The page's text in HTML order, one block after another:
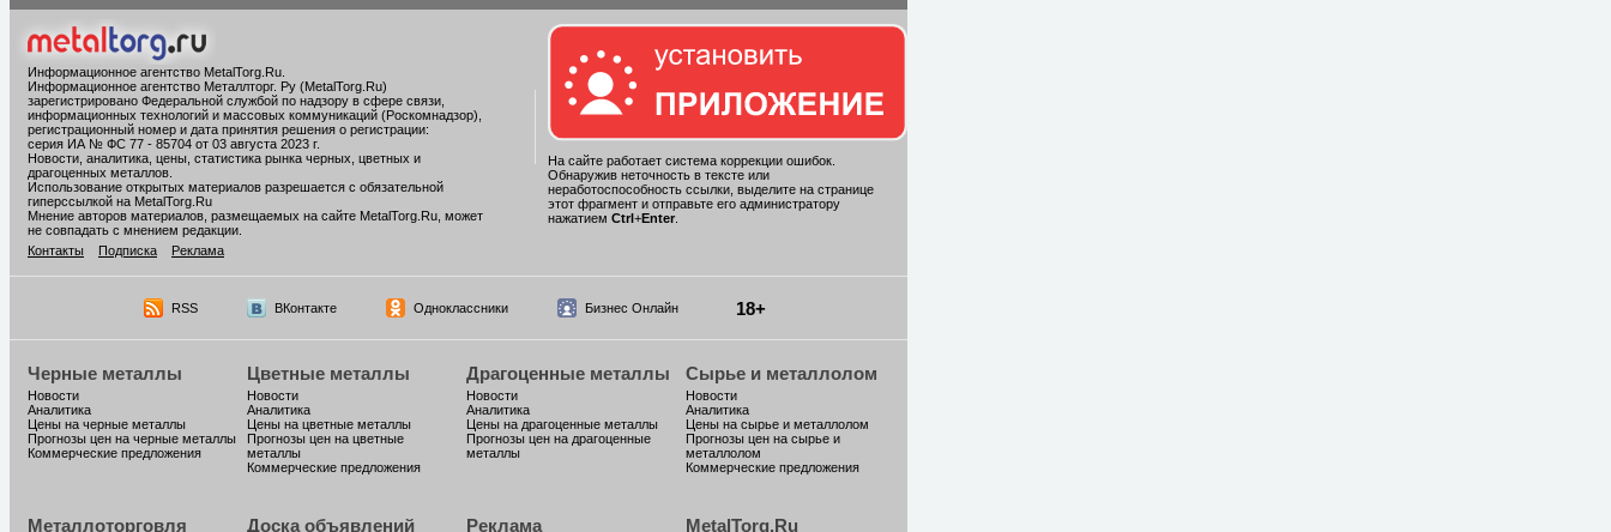
Информационное агентство MetalTorg.Ru
Информационное агентство Металлторг. Ру (MetalTorg.Ru)
зарегистрировано Федеральной службой по надзору в сфере связи,
информационных технологий и массовых коммуникаций (Роскомнадзор),
регистрационный номер и дата принятия решения о регистрации:
серия ИА № ФС 77 - 85704 от 03 августа 2023 г.
Новости, аналитика, цены, статистика рынка черных, цветных и
драгоценных металлов.
Использование открытых материалов разрешается с обязательной
гиперссылкой на MetalTorg.Ru
Мнение авторов материалов, размещаемых на сайте MetalTorg.Ru, может
не совпадать с мнением редакции.
Контакты
Подписка Реклама
На сайте работает система коррекции ошибок.
Обнаружив неточность в тексте или
неработоспособность ссылки, выделите на странице
этот фрагмент и отправьте его администратору
нажатием Ctrl +Enter.
RSS ВКонтакте Одноклассники Бизнес Онлайн 18+
Черные металлы
Новости
Аналитика
Цены на черные металлы
Прогнозы цен на черные металлы
Коммерческие предложения
Цветные металлы
Новости
Аналитика
Цены на цветные металлы
Прогнозы цен на цветные
металлы
Коммерческие предложения
Драгоценные металлы
Новости
Аналитика
Цены на драгоценные металлы
Прогнозы цен на драгоценные
металлы
Сырье и металлолом
Новости
Аналитика
Цены на сырье и металлолом
Прогнозы цен на сырье и
металлолом
Коммерческие предложения
Металлоторговля Доска объявлений Реклама MetalTorg.Ru